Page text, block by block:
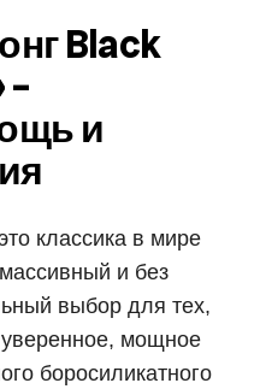
Black
и
классика в мире
и без
выбор для тех,
уверенное, мощное
боросиликатного